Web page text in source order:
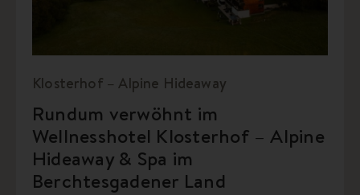
Klosterhof – Alpine Hideaway
Rundum verwöhnt im
Wellnesshotel Klosterhof – Alpine
Hideaway & Spa im
Berchtesgadener Land